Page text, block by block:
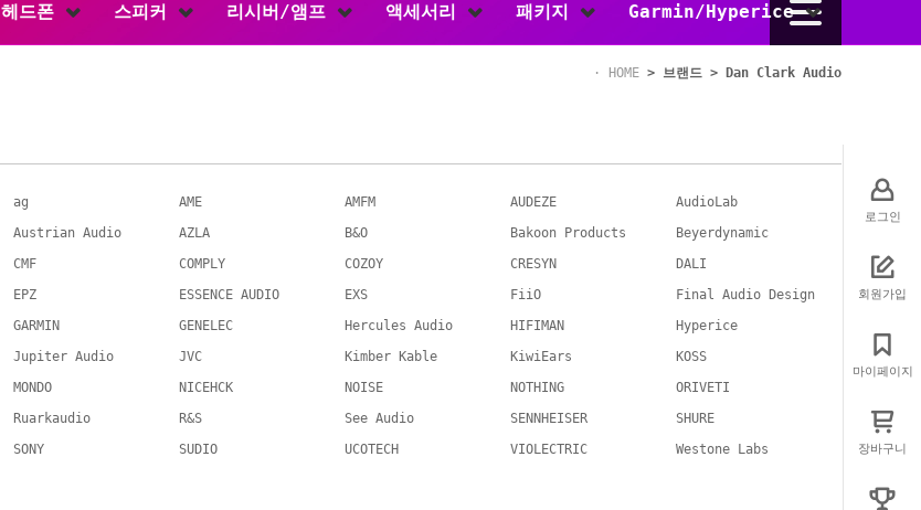
로그인
회원가입
마이페이지
장바구니
헤드폰 스피커 리시버/앰프 액세서리 패키지 Garmin/Hyperice
HOME > 브랜드 > Dan Clark Audio
ag AME AMFM AUDEZE
AudioLab
Austrian Audio AZLA B&O Bakoon Products
Beyerdynamic
CMF COMPLY COZOY CRESYN
DALI
EPZ ESSENCE AUDIO EXS FiiO
Final Audio Design
GARMIN GENELEC Hercules Audio HIFIMAN
Hyperice
Jupiter Audio JVC Kimber Kable KiwiEars
KOSS
MONDO NICEHCK NOISE NOTHING
ORIVETI
Ruarkaudio R&S See Audio SENNHEISER
SHURE
SONY SUDIO UCOTECH VIOLECTRIC
Westone Labs